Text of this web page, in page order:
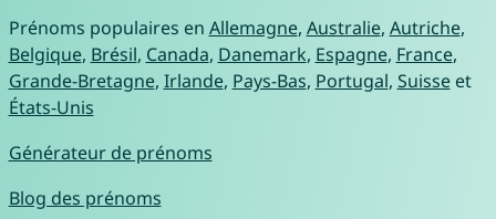
Prénoms populaires en Allemagne, Australie, Autriche,
Belgique, Brésil, Canada, Danemark, Espagne, France,
Grande-Bretagne, Irlande, Pays-Bas, Portugal, Suisseet
États-Unis
Générateur de prénoms
Blog des prénoms